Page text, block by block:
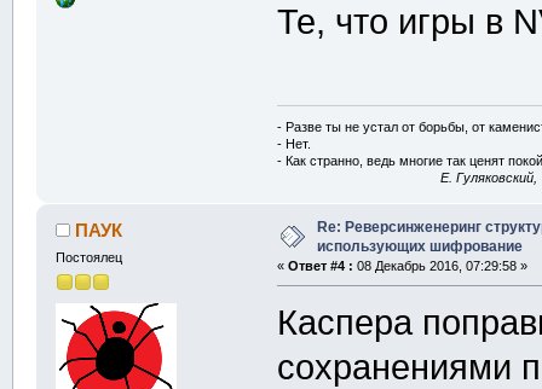
байта
u32b fsize
должен
u32b zero;
возможно
c8   ext[4]
но иногда
расширения
имени
c8
}
Те, что игры в
- Разве ты не устал от борьбы, от
- Нет.
- Как странно, ведь многие так ценят
E.
ПАУК
Постоялец
Re: Реверсинженеринг
использующих шифрование
«Ответ #4 : 08 Декабрь 2016, 07:29:58 »
Каспера
сохранениями